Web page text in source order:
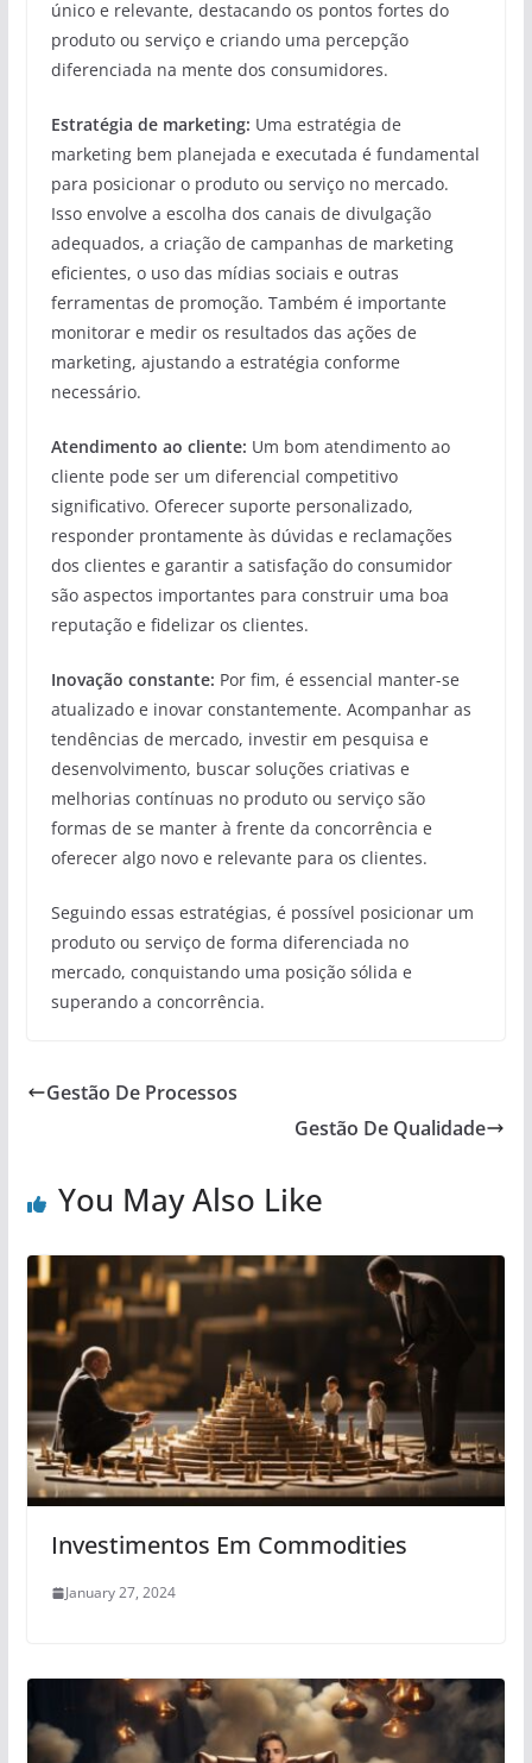
único e relevante, destacando os pontos fortes do
produto ou serviço e criando uma percepção
diferenciada na mente dos consumidores.
Estratégia de marketing: Uma estratégia de
marketing bem planejada e executada é fundamental
para posicionar o produto ou serviço no mercado.
Isso envolve a escolha dos canais de divulgação
adequados, a criação de campanhas de marketing
eficientes, o uso das mídias sociais e outras
ferramentas de promoção. Também é importante
monitorar e medir os resultados das ações de
marketing, ajustando a estratégia conforme
necessário.
Atendimento ao cliente: Um bom atendimento ao
cliente pode ser um diferencial competitivo
significativo. Oferecer suporte personalizado,
responder prontamente às dúvidas e reclamações
dos clientes e garantir a satisfação do consumidor
são aspectos importantes para construir uma boa
reputação e fidelizar os clientes.
Inovação constante: Por fim, é essencial manter-se
atualizado e inovar constantemente. Acompanhar as
tendências de mercado, investir em pesquisa e
desenvolvimento, buscar soluções criativas e
melhorias contínuas no produto ou serviço são
formas de se manter à frente da concorrência e
oferecer algo novo e relevante para os clientes.
Seguindo essas estratégias, é possível posicionar um
produto ou serviço de forma diferenciada no
mercado, conquistando uma posição sólida e
superando a concorrência.
Gestão De Processos
Gestão De Qualidade
You May Also Like
Investimentos Em Commodities
January 27, 2024